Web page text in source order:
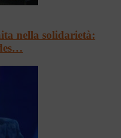
nella solidarietà: